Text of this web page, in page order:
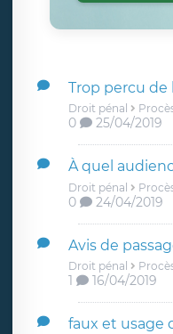
Trop percu de
Droit pénal
0 25/04/2019
À quel
Droit pénal
0 24/04/2019
Avis de
Droit pénal
1 16/04/2019
faux et usage